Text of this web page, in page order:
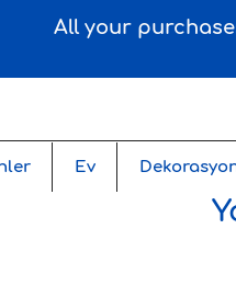
All your
Ev